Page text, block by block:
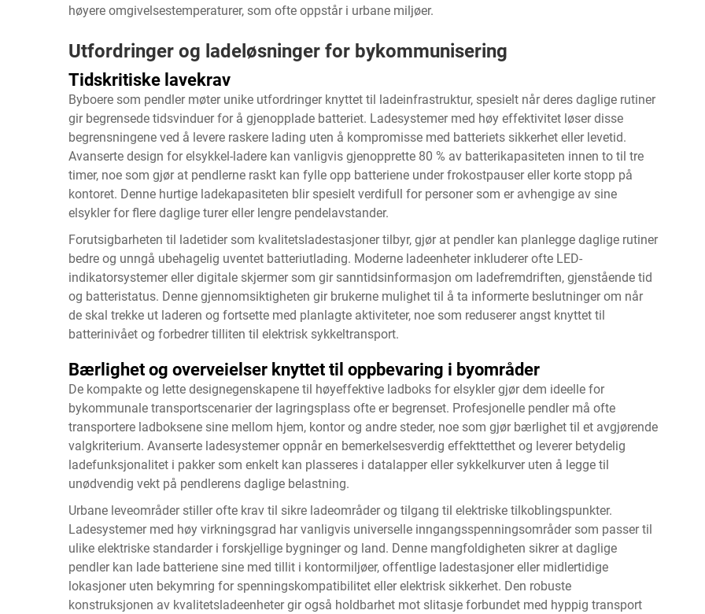
høyere omgivelsestemperaturer, som ofte oppstår i urbane miljøer.
Utfordringer og ladeløsninger for bykommunisering
Tidskritiske lavekrav
Byboere som pendler møter unike utfordringer knyttet til ladeinfrastruktur, spesielt når deres daglige rutiner
gir begrensede tidsvinduer for å gjenopplade batteriet. Ladesystemer med høy effektivitet løser disse
begrensningene ved å levere raskere lading uten å kompromisse med batteriets sikkerhet eller levetid.
Avanserte design for elsykkel-ladere kan vanligvis gjenopprette 80 % av batterikapasiteten innen to til tre
timer, noe som gjør at pendlerne raskt kan fylle opp batteriene under frokostpauser eller korte stopp på
kontoret. Denne hurtige ladekapasiteten blir spesielt verdifull for personer som er avhengige av sine
elsykler for flere daglige turer eller lengre pendelavstander.
Forutsigbarheten til ladetider som kvalitetsladestasjoner tilbyr, gjør at pendler kan planlegge daglige rutiner
bedre og unngå ubehagelig uventet batteriutlading. Moderne ladeenheter inkluderer ofte LED-
indikatorsystemer eller digitale skjermer som gir sanntidsinformasjon om ladefremdriften, gjenstående tid
og batteristatus. Denne gjennomsiktigheten gir brukerne mulighet til å ta informerte beslutninger om når
de skal trekke ut laderen og fortsette med planlagte aktiviteter, noe som reduserer angst knyttet til
batterinivået og forbedrer tilliten til elektrisk sykkeltransport.
Bærlighet og overveielser knyttet til oppbevaring i byområder
De kompakte og lette designegenskapene til høyeffektive ladboks for elsykler gjør dem ideelle for
bykommunale transportscenarier der lagringsplass ofte er begrenset. Profesjonelle pendler må ofte
transportere ladboksene sine mellom hjem, kontor og andre steder, noe som gjør bærlighet til et avgjørende
valgkriterium. Avanserte ladesystemer oppnår en bemerkelsesverdig effekttetthet og leverer betydelig
ladefunksjonalitet i pakker som enkelt kan plasseres i datalapper eller sykkelkurver uten å legge til
unødvendig vekt på pendlerens daglige belastning.
Urbane leveområder stiller ofte krav til sikre ladeområder og tilgang til elektriske tilkoblingspunkter.
Ladesystemer med høy virkningsgrad har vanligvis universelle inngangsspenningsområder som passer til
ulike elektriske standarder i forskjellige bygninger og land. Denne mangfoldigheten sikrer at daglige
pendler kan lade batteriene sine med tillit i kontormiljøer, offentlige ladestasjoner eller midlertidige
lokasjoner uten bekymring for spenningskompatibilitet eller elektrisk sikkerhet. Den robuste
konstruksjonen av kvalitetsladeenheter gir også holdbarhet mot slitasje forbundet med hyppig transport